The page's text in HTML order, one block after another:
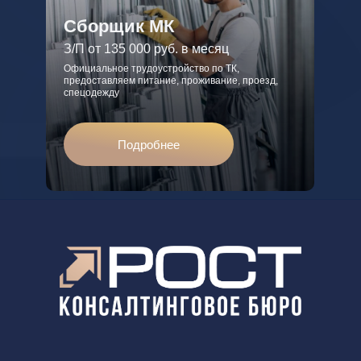
Сборщик МК
З/П от 135 000 руб. в месяц
Официальное трудоустройство по ТК,
предоставляем питание, проживание, проезд,
спецодежду
Подробнее